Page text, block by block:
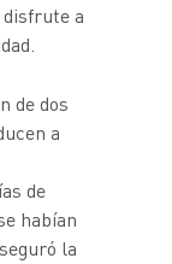
a
de dos
a
de
habían
la